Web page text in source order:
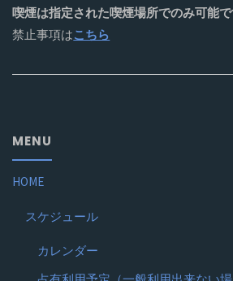
喫煙は指定された喫煙場所でのみ可能で
禁止事項はこちら
MENU
HOME
スケジュール
カレンダー